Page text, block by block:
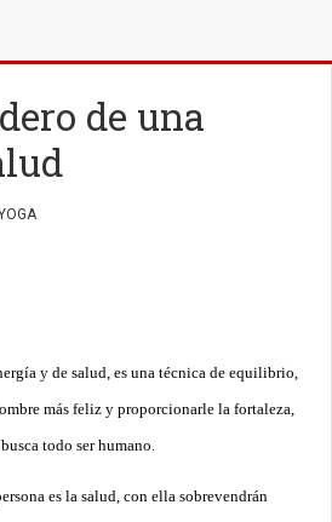
de una
y de salud, es una técnica de equilibrio,
más feliz y proporcionarle la fortaleza,
todo ser humano.
es la salud, con ella sobrevendrán